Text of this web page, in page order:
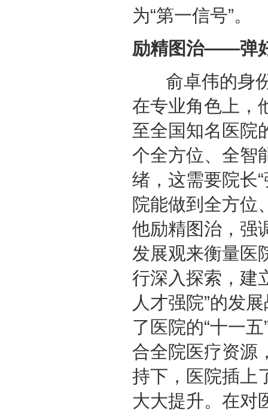
为“第一信号”。
励精图治——弹
俞卓伟的身份
在专业角色上，
至全国知名医院
个全方位、全智
绪，这需要院长
院能做到全方位
他励精图治，强
发展观来衡量医
行深入探索，建
人才强院”的发
了医院的“十一
合全院医疗资源
持下，医院插上
大大提升。在对